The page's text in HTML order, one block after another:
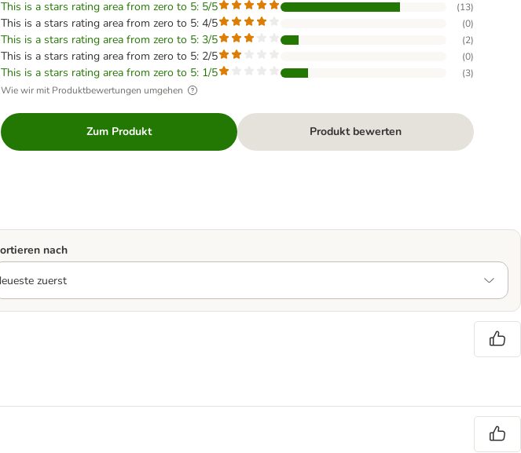
This is a stars rating area from zero to 5: 5/5 (13)
This is a stars rating area from zero to 5: 4/5 (0)
This is a stars rating area from zero to 5: 3/5 (2)
This is a stars rating area from zero to 5: 2/5 (0)
This is a stars rating area from zero to 5: 1/5 (3)
Wie wir mit Produktbewertungen umgehen
Zum Produkt Produkt bewerten
nach